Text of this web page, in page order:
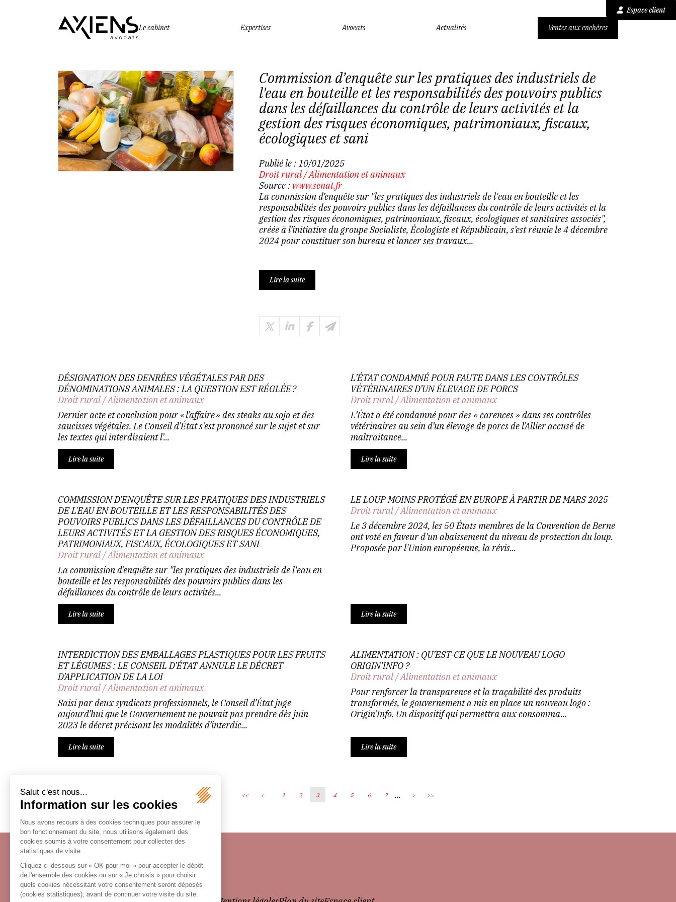
Espace client
Le cabinet
Expertises Avocats Actualités Ventes aux enchères
Commission d’enquête sur les pratiques des industriels de
l'eau en bouteille et les responsabilités des pouvoirs publics
dans les défaillances du contrôle de leurs activités et la
gestion des risques économiques, patrimoniaux, fiscaux,
écologiques et sani
Publié le :10/01/2025
Droit rural/Alimentation et animaux
Source : www.senat.fr
La commission d’enquête sur "les pratiques des industriels de l'eau en bouteille et les
responsabilités des pouvoirs publics dans les défaillances du contrôle de leurs activités et la
gestion des risques économiques, patrimoniaux, fiscaux, écologiques et sanitaires associés",
créée à l’initiative du groupe Socialiste, Écologiste et Républicain, s’est réunie le 4 décembre
2024 pour constituer son bureau et lancer ses travaux...
Lire la suite
DÉSIGNATION DES DENRÉES VÉGÉTALES PAR DES
DÉNOMINATIONS ANIMALES : LA QUESTION EST RÉGLÉE ?
Droit rural/Alimentation et animaux
Dernier acte et conclusion pour « l’affaire » des steaks au soja et des
saucisses végétales. Le Conseil d’État s’est prononcé sur le sujet et sur
les textes qui interdisaient l’...
Lire la suite
L’ÉTAT CONDAMNÉ POUR FAUTE DANS LES CONTRÔLES
VÉTÉRINAIRES D’UN ÉLEVAGE DE PORCS
Droit rural/Alimentation et animaux
L’État a été condamné pour des « carences » dans ses contrôles
vétérinaires au sein d’un élevage de porcs de l’Allier accusé de
maltraitance...
Lire la suite
COMMISSION D’ENQUÊTE SUR LES PRATIQUES DES INDUSTRIELS
DE L'EAU EN BOUTEILLE ET LES RESPONSABILITÉS DES
POUVOIRS PUBLICS DANS LES DÉFAILLANCES DU CONTRÔLE DE
LEURS ACTIVITÉS ET LA GESTION DES RISQUES ÉCONOMIQUES,
PATRIMONIAUX, FISCAUX, ÉCOLOGIQUES ET SANI
Droit rural/Alimentation et animaux
La commission d’enquête sur "les pratiques des industriels de l'eau en
bouteille et les responsabilités des pouvoirs publics dans les
défaillances du contrôle de leurs activités...
Lire la suite
LE LOUP MOINS PROTÉGÉ EN EUROPE À PARTIR DE MARS 2025
Droit rural/Alimentation et animaux
Le 3 décembre 2024, les 50 États membres de la Convention de Berne
ont voté en faveur d'un abaissement du niveau de protection du loup.
Proposée par l'Union européenne, la révis...
Lire la suite
INTERDICTION DES EMBALLAGES PLASTIQUES POUR LES FRUITS
ET LÉGUMES : LE CONSEIL D’ÉTAT ANNULE LE DÉCRET
D’APPLICATION DE LA LOI
Droit rural/Alimentation et animaux
Saisi par deux syndicats professionnels, le Conseil d’État juge
aujourd’hui que le Gouvernement ne pouvait pas prendre dès juin
2023 le décret précisant les modalités d’interdic...
Lire la suite
ALIMENTATION : QU’EST-CE QUE LE NOUVEAU LOGO
ORIGIN’INFO ?
Droit rural/Alimentation et animaux
Pour renforcer la transparence et la traçabilité des produits
transformés, le gouvernement a mis en place un nouveau logo :
Origin’Info. Un dispositif qui permettra aux consomma...
Lire la suite
<< < 1 2 3 4 5 6 7 ... > >>